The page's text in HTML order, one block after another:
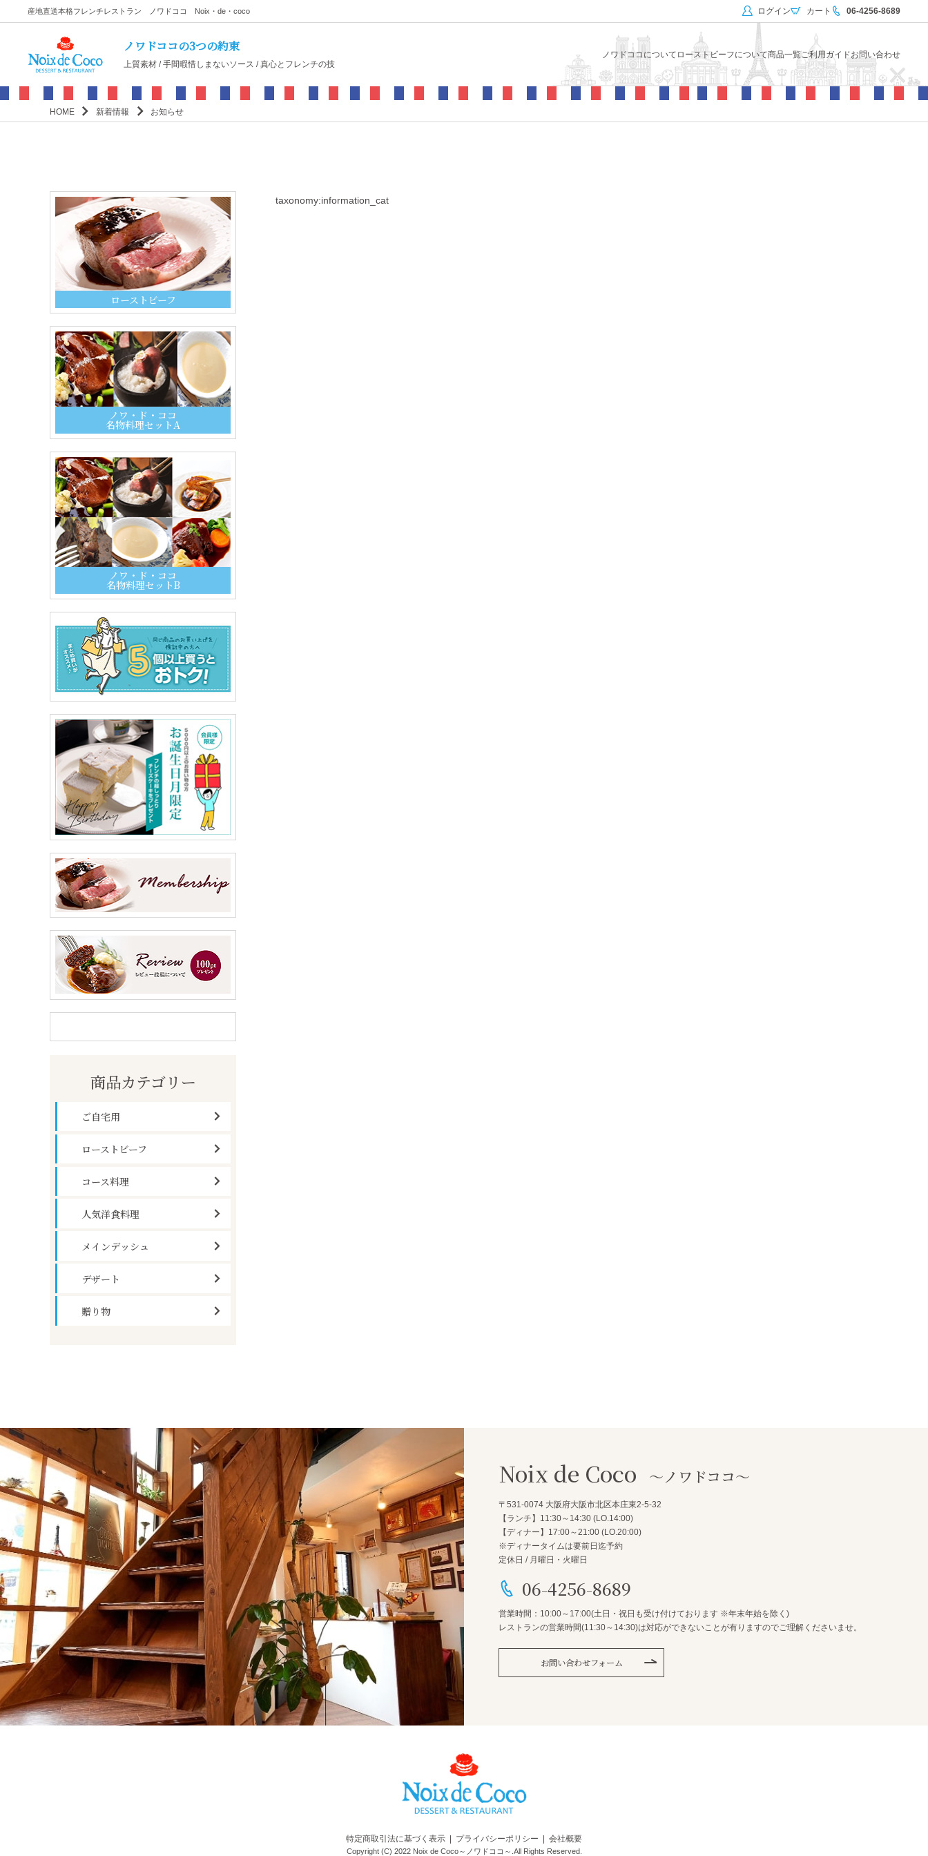
産地直送本格フレンチレストラン ノワドココ Noix・de・coco ログイン カート 06-4256-8689
ノワドココの3つの約束
上質素材 / 手間暇惜しまないソース / 真心とフレンチの技
ノワドココについて ローストビーフについて商品一覧ご利用ガイドお問い合わせ
taxonomy:information_cat
ローストビーフ
ノワ・ド・ココ
名物料理セットA
ノワ・ド・ココ
名物料理セットB
商品カテゴリー
ご自宅用
ローストビーフ
コース料理
人気洋食料理
メインデッシュ
デザート
贈り物
HOME 新着情報 お知らせ
Noix de Coco ～ノワドココ～
〒531-0074 大阪府大阪市北区本庄東2-5-32
【ランチ】11:30～14:30 (LO.14:00)
【ディナー】17:00～21:00 (LO.20:00)
※ディナータイムは要前日迄予約
定休日 / 月曜日・火曜日
06-4256-8689
営業時間：10:00～17:00(土日・祝日も受け付けております ※年末年始を除く)
レストランの営業時間(11:30～14:30)は対応ができないことが有りますのでご理解くださいませ。
お問い合わせフォーム
特定商取引法に基づく表示 プライバシーポリシー 会社概要
Copyright (C) 2022 Noix de Coco～ノワドココ～. All Rights Reserved.